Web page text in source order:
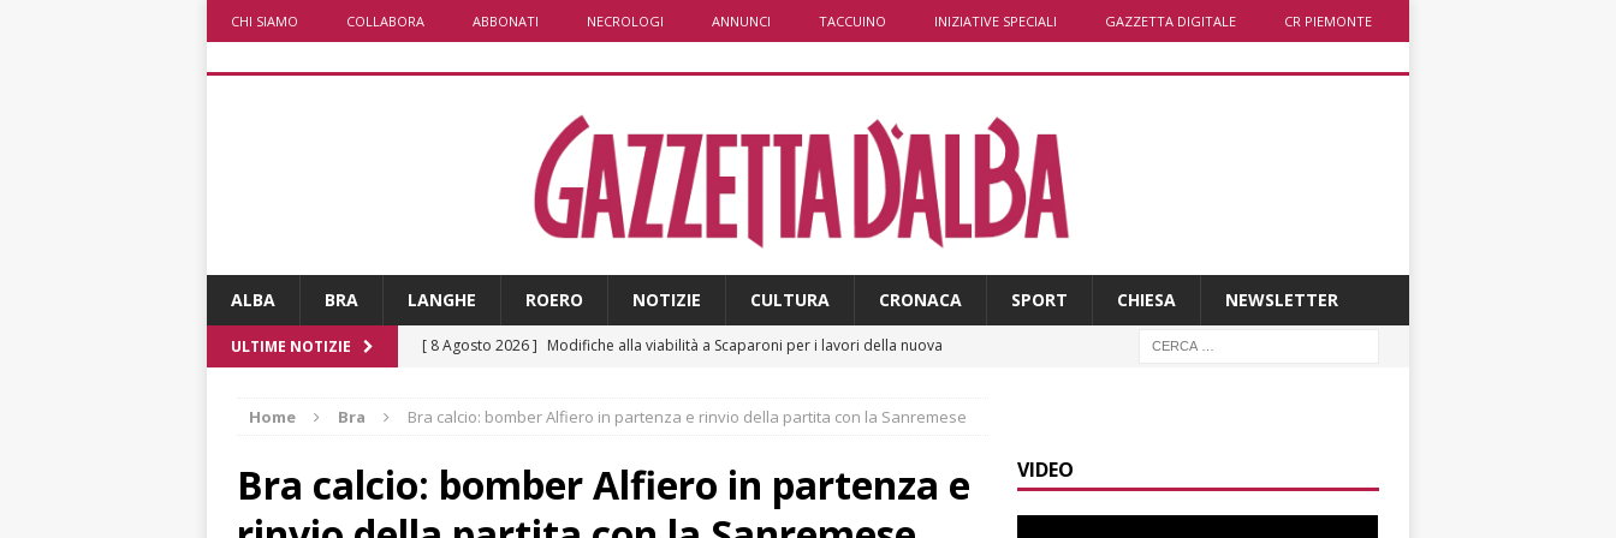
CHI SIAMO COLLABORA ABBONATI NECROLOGI ANNUNCI TACCUINO INIZIATIVE SPECIALI GAZZETTA DIGITALE CR PIEMONTE
ALBA BRA LANGHE ROERO NOTIZIE CULTURA CRONACA SPORT CHIESA NEWSLETTER
ULTIME NOTIZIE [ 8 Agosto 2026 ] Modifiche alla viabilità a Scaparoni per i lavori della nuova
[ 8 Agosto 2026 ] ITINERARI / Trenta chilometri su due ruote lungo il Belbo
LANGHE
Cuneo, stretta della Polizia: controlli, denunce e lotta al
Home Bra Bra calcio: bomber Alfiero in partenza e rinvio della partita con la Sanremese
Bra calcio: bomber Alfiero in partenza e
VIDEO